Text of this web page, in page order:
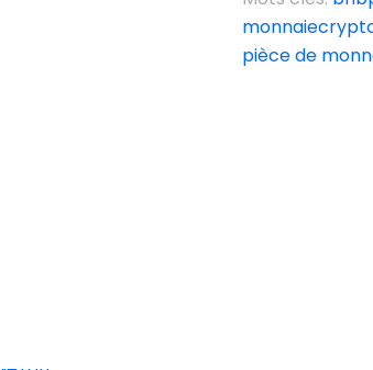
monnaie
pièce de